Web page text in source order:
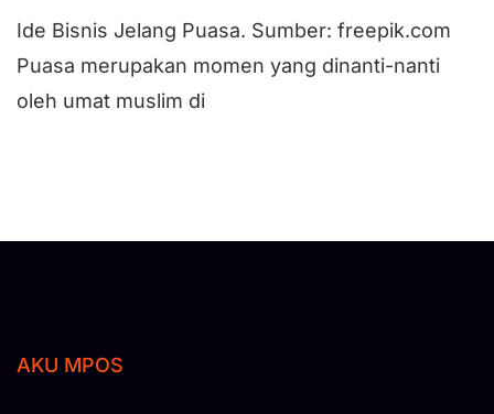
Ide Bisnis Jelang Puasa. Sumber: freepik.com
Puasa merupakan momen yang dinanti-nanti
oleh umat muslim di
AKU MPOS